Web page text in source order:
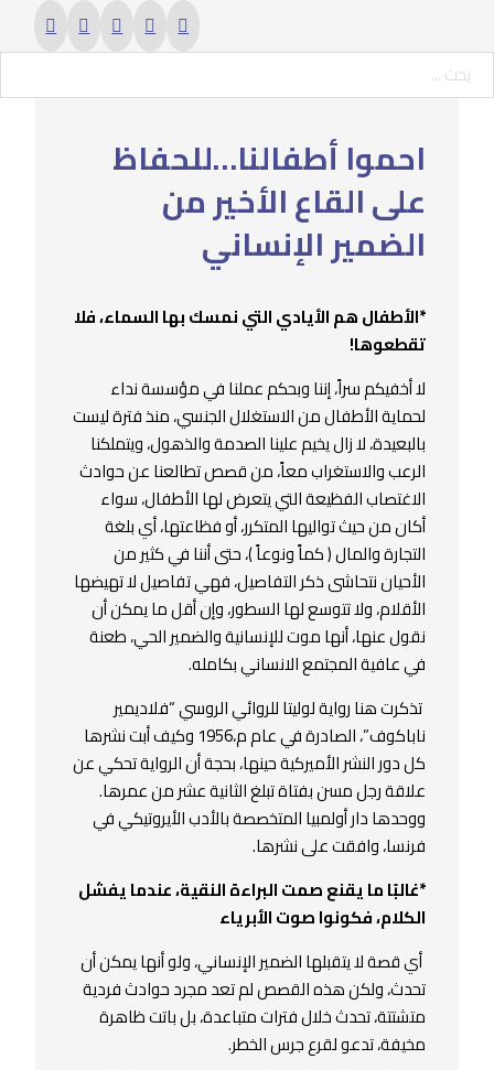
بحث ...
احموا أطفالنا…للحفاظ
على القاع الأخير من
الضمير الإنساني
*الأطفال هم الأيادي التي نمسك بها السماء، فلا
تقطعوها!
لا أخفيكم سراً، إننا وبحكم عملنا في مؤسسة نداء
لحماية الأطفال من الاستغلال الجنسي، منذ فترة ليست
بالبعيدة، لا زال يخيم علينا الصدمة والذهول، ويتملكنا
الرعب والاستغراب معاً، من قصص تطالعنا عن حوادث
الاغتصاب الفظيعة التي يتعرض لها الأطفال، سواء
أكان من حيث تواليها المتكرر، أو فظاعتها، أي بلغة
التجارة والمال ( كماً ونوعاً )، حتى أننا في كثير من
الأحيان نتحاشى ذكر التفاصيل، فهي تفاصيل لا تهيضها
الأقلام، ولا تتوسع لها السطور، وإن أقل ما يمكن أن
نقول عنها، أنها موت للإنسانية والضمير الحي، طعنة
في عافية المجتمع الانساني بكامله.
تذكرت هنا رواية لوليتا للروائي الروسي “فلاديمير
ناباكوف”، الصادرة في عام م،1956 وكيف أبت نشرها
كل دور النشر الأميركية حينها، بحجة أن الرواية تحكي عن
علاقة رجل مسن بفتاة تبلغ الثانية عشر من عمرها.
ووحدها دار أولمبيا المتخصصة بالأدب الأيروتيكي في
فرنسا، وافقت على نشرها.
*غالبًا ما يقنع صمت البراءة النقية، عندما يفشل
الكلام، فكونوا صوت الأبرياء
أي قصة لا يتقبلها الضمير الإنساني، ولو أنها يمكن أن
تحدث، ولكن هذه القصص لم تعد مجرد حوادث فردية
متشتتة، تحدث خلال فترات متباعدة، بل باتت ظاهرة
مخيفة، تدعو لقرع جرس الخطر.